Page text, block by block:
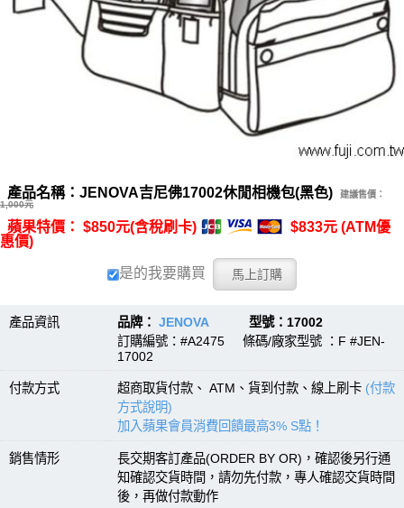
產品名稱：JENOVA吉尼佛17002休閒相機包(黑色)
建議售價：
1,000元
蘋果特價： $850元(含稅刷卡)
$833元 (ATM優
惠價)
是的我要購買
產品資訊 品牌： JENOVA 型號：17002
訂購編號：#A2475 條碼/廠家型號 ：F #JEN-
17002
付款方式 超商取貨付款、 ATM、貨到付款、線上刷卡 (付款
方式說明)
加入蘋果會員消費回饋最高3% S點！
銷售情形
長交期客訂產品(ORDER BY OR)，確認後另行通
知確認交貨時間，請勿先付款，專人確認交貨時間
後，再做付款動作